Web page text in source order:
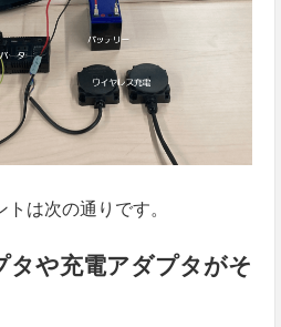
は次の通りです。
や充電アダプタがそ